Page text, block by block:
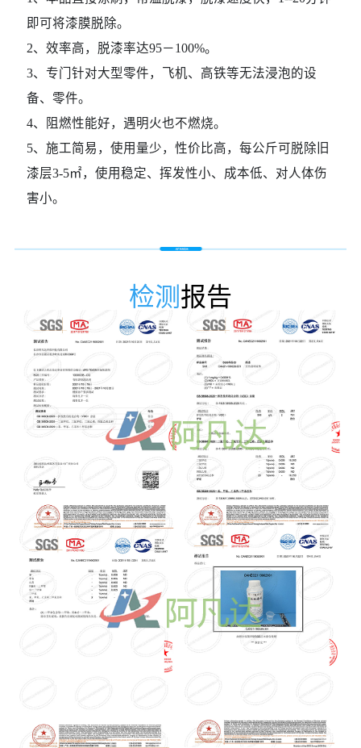
即可将漆膜脱除。
2、效率高，脱漆率达95－100%。
3、专门针对大型零件，飞机、高铁等无法浸泡的设
备、零件。
4、阻燃性能好，遇明火也不燃烧。
5、施工简易，使用量少，性价比高，每公斤可脱除旧
漆层3-5㎡，使用稳定、挥发性小、成本低、对人体伤
害小。
检测报告